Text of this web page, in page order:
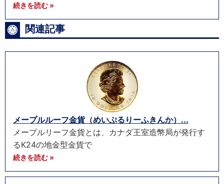
続きを読む »
関連記事
メープルルーフ金貨（めいぷるりーふきんか）...
メープルリーフ金貨とは、カナダ王室造幣局が発行す
るK24の地金型金貨で
続きを読む »